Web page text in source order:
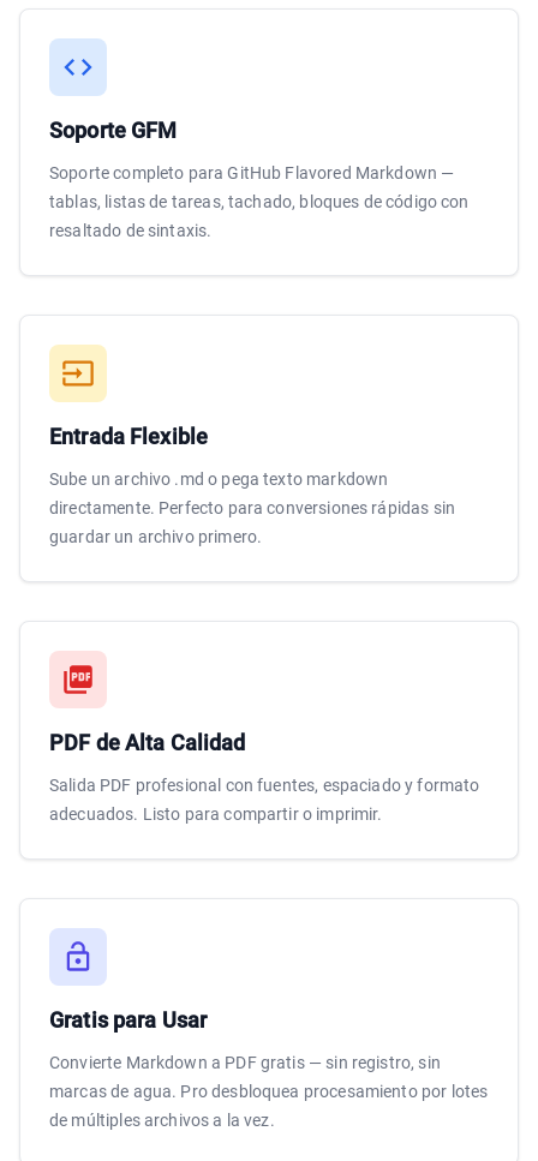
Soporte GFM
Soporte completo para GitHub Flavored Markdown —
tablas, listas de tareas, tachado, bloques de código con
resaltado de sintaxis.
Entrada Flexible
Sube un archivo .md o pega texto markdown
directamente. Perfecto para conversiones rápidas sin
guardar un archivo primero.
PDF de Alta Calidad
Salida PDF profesional con fuentes, espaciado y formato
adecuados. Listo para compartir o imprimir.
Gratis para Usar
Convierte Markdown a PDF gratis — sin registro, sin
marcas de agua. Pro desbloquea procesamiento por lotes
de múltiples archivos a la vez.